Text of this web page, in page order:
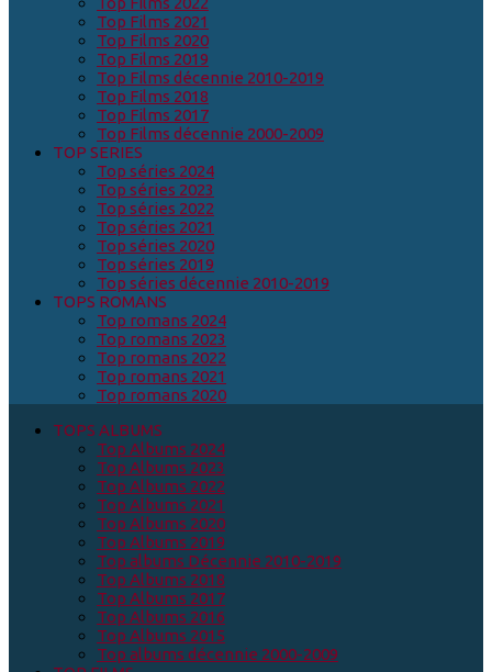
Top Films 2021
Top Films 2020
Top Films 2019
Top Films décennie 2010-2019
Top Films 2018
Top Films 2017
Top Films décennie 2000-2009
TOP SERIES
Top séries 2024
Top séries 2023
Top séries 2022
Top séries 2021
Top séries 2020
Top séries 2019
Top séries décennie 2010-2019
TOPS ROMANS
Top romans 2024
Top romans 2023
Top romans 2022
Top romans 2021
Top romans 2020
TOPS ALBUMS
Top Albums 2024
Top Albums 2023
Top Albums 2022
Top Albums 2021
Top Albums 2020
Top Albums 2019
Top albums Décennie 2010-2019
Top Albums 2018
Top Albums 2017
Top Albums 2016
Top Albums 2015
Top albums décennie 2000-2009